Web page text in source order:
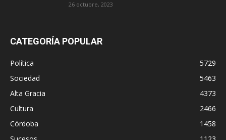
26 octubre, 2023
CATEGORÍA POPULAR
Política
5729
Sociedad
5463
Alta Gracia
4373
Cultura
2466
Córdoba
1458